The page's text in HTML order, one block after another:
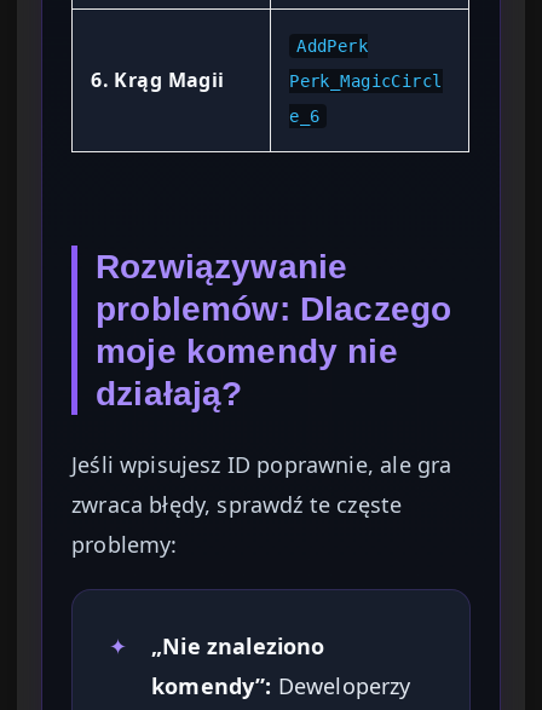
6. Krąg Magii
AddPerk
Perk_MagicCircl
e_6
Rozwiązywanie
problemów: Dlaczego
moje komendy nie
działają?
Jeśli wpisujesz ID poprawnie, ale gra
zwraca błędy, sprawdź te częste
problemy:
✦
„Nie znaleziono
komendy”: Deweloperzy